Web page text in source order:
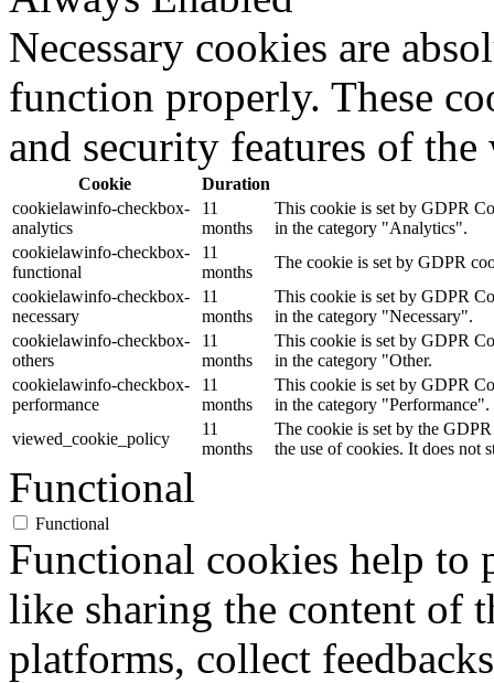
Necessary cookies are
function properly. These
and security features of
Cookie
Duration
cookielawinfo-checkbox-
analytics
11
months
This cookie is set by GDPR
in the category "Analytics".
cookielawinfo-checkbox-
functional
11
months
The cookie is set by GDPR
cookielawinfo-checkbox-
necessary
11
months
This cookie is set by GDPR
in the category "Necessary".
cookielawinfo-checkbox-
others
11
months
This cookie is set by GDPR
in the category "Other.
cookielawinfo-checkbox-
performance
11
months
This cookie is set by GDPR
in the category "Performance".
viewed_cookie_policy
11
months
The cookie is set by the
the use of cookies. It does not
Functional
Functional
Functional cookies help to
like sharing the content of
platforms, collect